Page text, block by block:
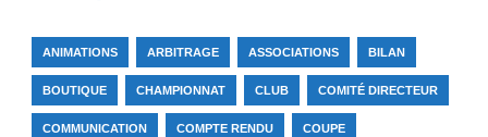
ANIMATIONS ARBITRAGE ASSOCIATIONS BILAN
BOUTIQUE CHAMPIONNAT CLUB COMITÉ DIRECTEUR
COMMUNICATION COMPTE RENDU COUPE